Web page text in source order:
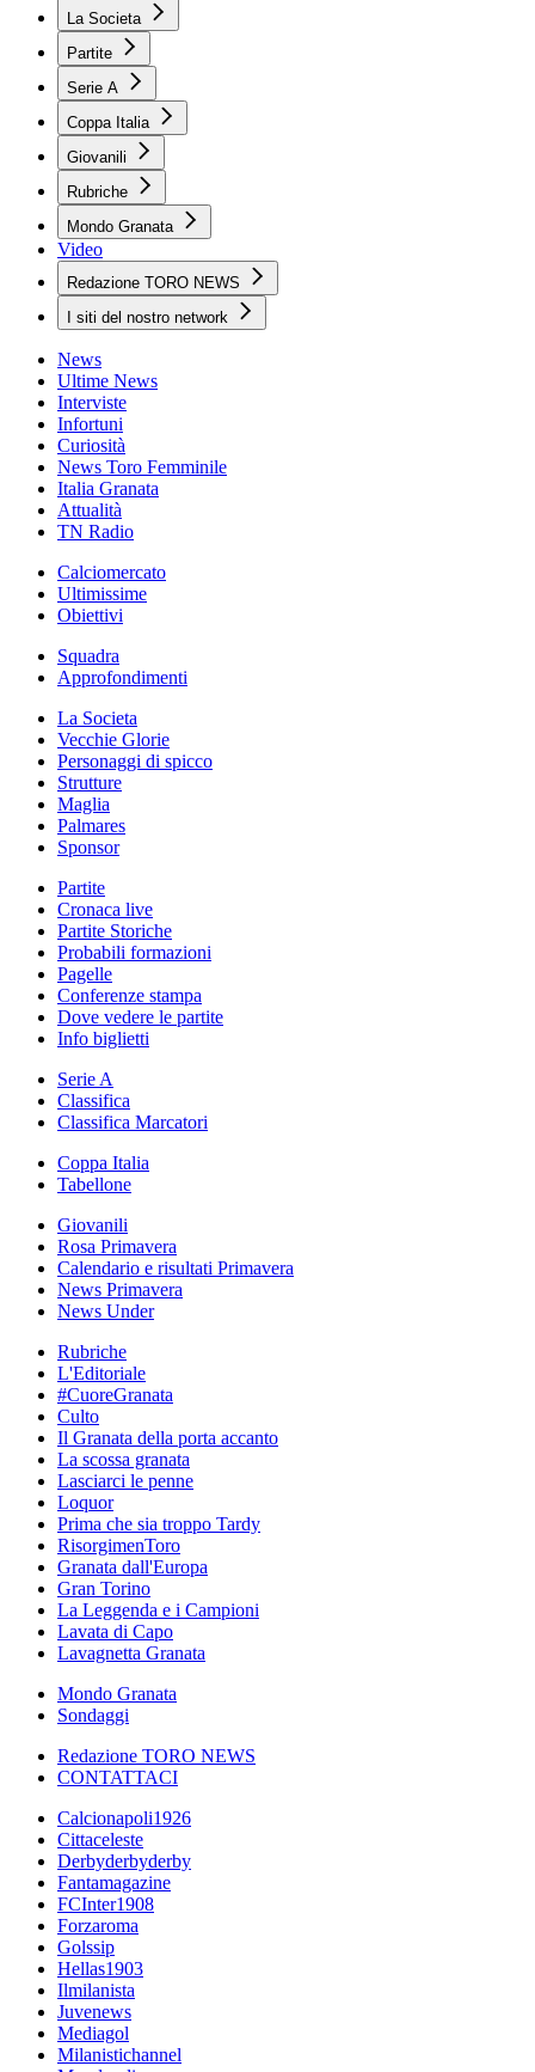
La Societa
Partite
Serie A
Coppa Italia
Giovanili
Rubriche
Mondo Granata
Video
Redazione TORO NEWS
I siti del nostro network
News
Ultime News
Interviste
Infortuni
Curiosità
News Toro Femminile
Italia Granata
Attualità
TN Radio
Calciomercato
Ultimissime
Obiettivi
Squadra
Approfondimenti
La Societa
Vecchie Glorie
Personaggi di spicco
Strutture
Maglia
Palmares
Sponsor
Partite
Cronaca live
Partite Storiche
Probabili formazioni
Pagelle
Conferenze stampa
Dove vedere le partite
Info biglietti
Serie A
Classifica
Classifica Marcatori
Coppa Italia
Tabellone
Giovanili
Rosa Primavera
Calendario e risultati Primavera
News Primavera
News Under
Rubriche
L'Editoriale
#CuoreGranata
Culto
Il Granata della porta accanto
La scossa granata
Lasciarci le penne
Loquor
Prima che sia troppo Tardy
RisorgimenToro
Granata dall'Europa
Gran Torino
La Leggenda e i Campioni
Lavata di Capo
Lavagnetta Granata
Mondo Granata
Sondaggi
Redazione TORO NEWS
CONTATTACI
Calcionapoli1926
Cittaceleste
Derbyderbyderby
Fantamagazine
FCInter1908
Forzaroma
Golssip
Hellas1903
Ilmilanista
Juvenews
Mediagol
Milanistichannel